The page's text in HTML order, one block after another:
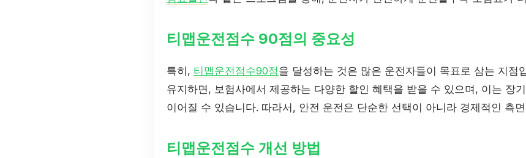
티맵운전점수 90점의 중요성
특히, 티맵운전점수90점을 달성하는 것은 많은 운전자들이 목표로 삼는 지점
유지하면, 보험사에서 제공하는 다양한 할인 혜택을 받을 수 있으며, 이는 장
이어질 수 있습니다. 따라서, 안전 운전은 단순한 선택이 아니라 경제적인 측
티맵운전점수 개선 방법